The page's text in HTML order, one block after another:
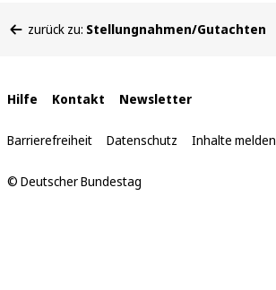
befinden
zurück zu: Stellungnahmen/Gutachten
Interne
Links
Hilfe Kontakt Newsletter
Barrierefreiheit Datenschutz Inhalte melden
© Deutscher Bundestag